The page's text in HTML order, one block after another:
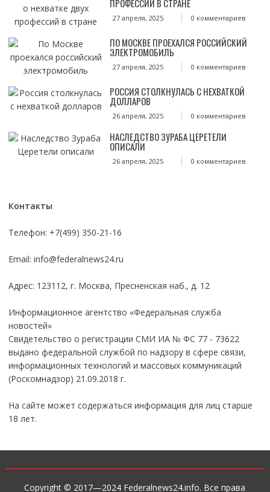
ПРОФЕССИЙ В СТРАНЕ
27 апреля, 2025 0 комментариев
ПО МОСКВЕ ПРОЕХАЛСЯ РОССИЙСКИЙ
ЭЛЕКТРОМОБИЛЬ
27 апреля, 2025 0 комментариев
РОССИЯ СТОЛКНУЛАСЬ С НЕХВАТКОЙ
ДОЛЛАРОВ
26 апреля, 2025 0 комментариев
НАСЛЕДСТВО ЗУРАБА ЦЕРЕТЕЛИ
ОПИСАЛИ
26 апреля, 2025 0 комментариев
Контакты
Телефон: +7(499) 350-21-16
Email: info@federalnews24.ru
Адрес: 123112, г. Москва, Пресненская наб., д. 12
Информационное агентство «Федеральная служба
новостей»
Свидетельство о регистрации СМИ ИА № ФС 77 - 73622
выдано федеральной службой по надзору в сфере связи,
информационных технологий и массовых коммуникаций
(Роскомнадзор) 21.09.2018 г.
На сайте может содержаться информация для лиц старше
18 лет.
Copyright © 2017—2024 Federalnews24.info. Все права